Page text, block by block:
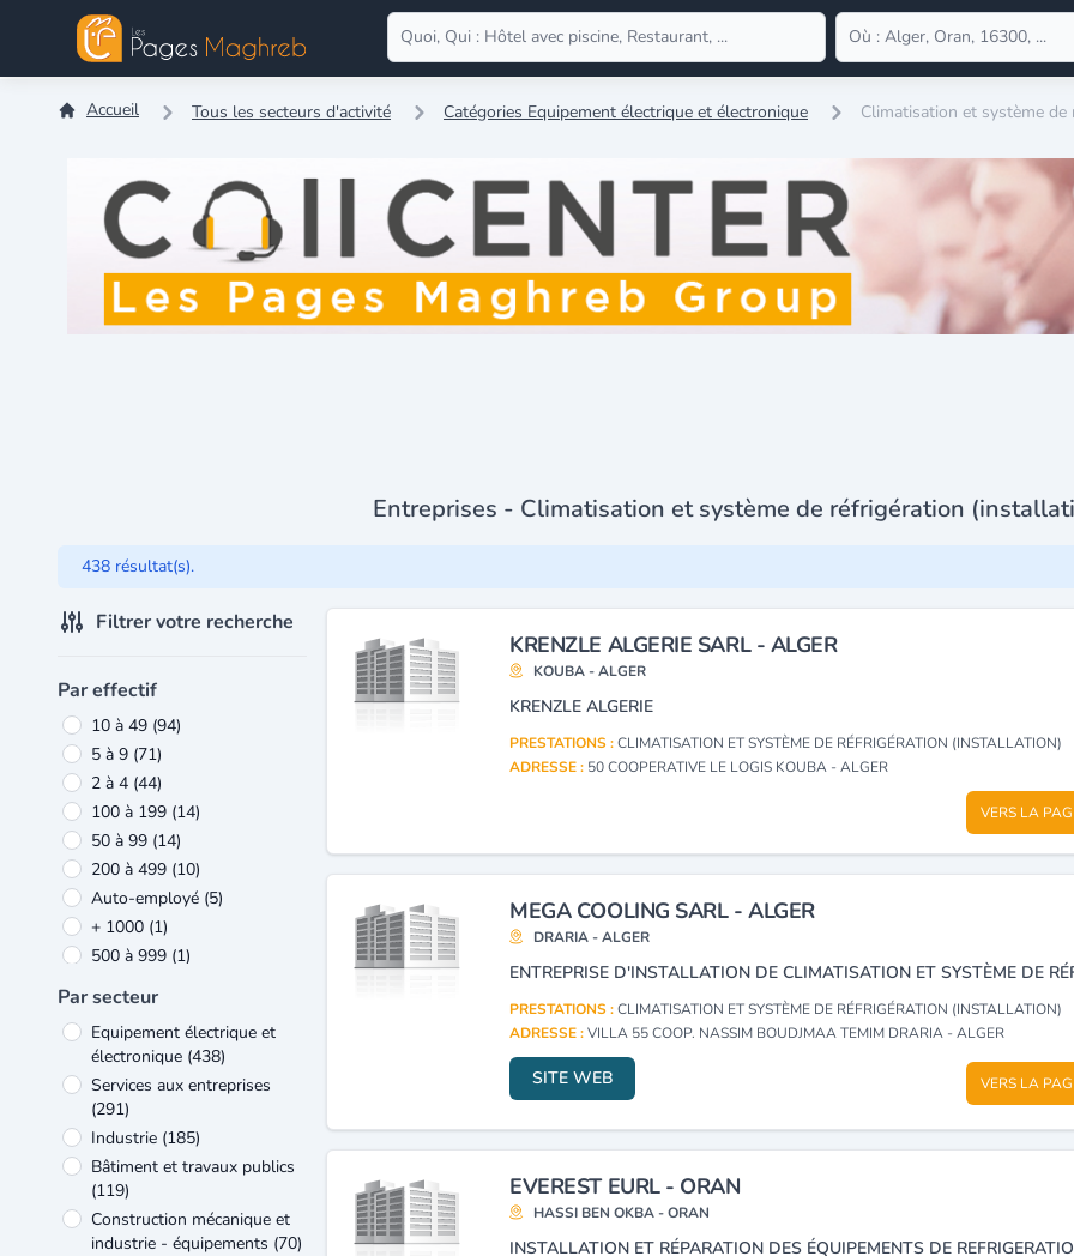
Accueil Tous les secteurs d'activité Catégories Equipement électrique et électronique Climatisation et système
Entreprises - Climatisation et système de réfrigération
438 résultat(s).
Filtrer votre recherche
Par effectif
10 à 49 (94)
5 à 9 (71)
2 à 4 (44)
100 à 199 (14)
50 à 99 (14)
200 à 499 (10)
Auto-employé (5)
+ 1000 (1)
500 à 999 (1)
Par secteur
Equipement électrique et
électronique (438)
Services aux entreprises
(291)
Industrie (185)
Bâtiment et travaux publics
(119)
Construction mécanique et
industrie - équipements (70)
KRENZLE ALGERIE SARL - ALGER
KOUBA - ALGER
KRENZLE ALGERIE
PRESTATIONS :CLIMATISATION ET SYSTÈME DE RÉFRIGÉRATION (INSTALLATION)
ADRESSE : 50 COOPERATIVE LE LOGIS KOUBA - ALGER
VERS LA
MEGA COOLING SARL - ALGER
DRARIA - ALGER
PRESTATIONS :CLIMATISATION ET SYSTÈME DE RÉFRIGÉRATION (INSTALLATION)
ADRESSE :VILLA 55 COOP. NASSIM BOUDJMAA TEMIM DRARIA - ALGER
SITE WEB VERS LA
EVEREST EURL - ORAN
HASSI BEN OKBA - ORAN